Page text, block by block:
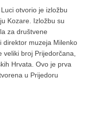
otvorio je izložbu
Kozare. Izložbu su
za društvene
direktor muzeja Milenko
broj Prijedorčana,
Hrvata. Ovo je prva
u Prijedoru